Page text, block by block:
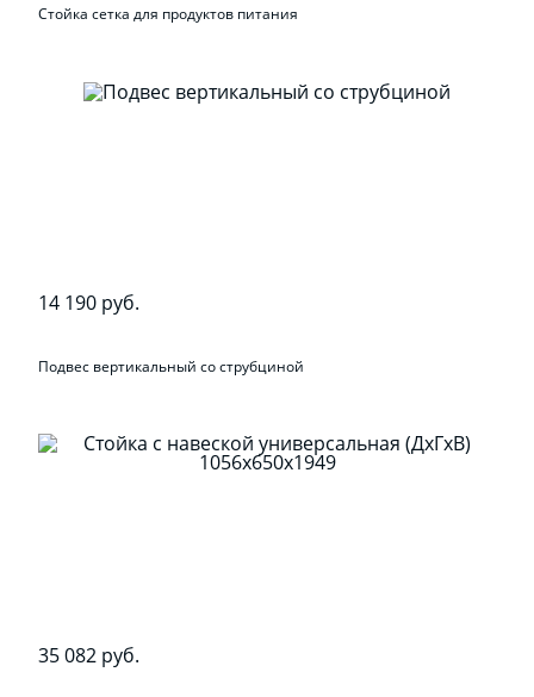
Стойка сетка для продуктов питания
14 190 руб.
Подвес вертикальный со струбциной
35 082 руб.